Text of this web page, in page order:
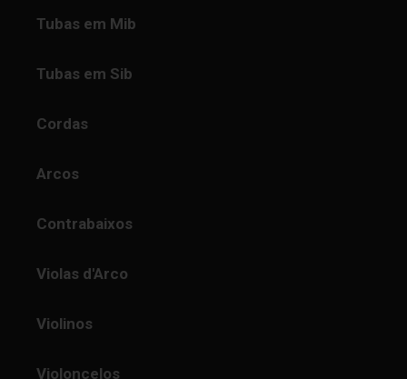
Tubas em Mib
Tubas em Sib
Cordas
Arcos
Contrabaixos
Violas d'Arco
Violinos
Violoncelos